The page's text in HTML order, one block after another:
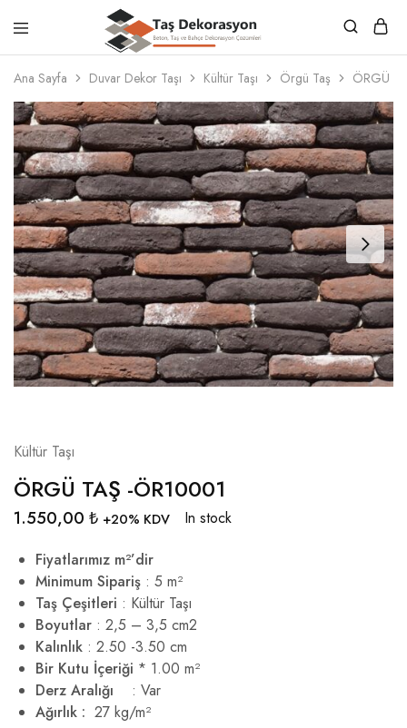
Taş
Dekorasyon
Beton,
Taş
Bahçe
Dekorasyon
Çözümleri
Ana Sayfa Duvar Dekor Taşı Kültür Taşı Örgü Taş ÖRGÜ
Kültür Taşı
ÖRGÜ TAŞ -ÖR10001
1.550,00 ₺ +20% KDV
In stock
Fiyatlarımız m²’dir
Minimum Sipariş : 5 m²
Taş Çeşitleri : Kültür Taşı
Boyutlar : 2,5 – 3,5 cm2
Kalınlık : 2.50 -3.50 cm
Bir Kutu İçeriği * 1.00 m²
Derz Aralığı
: Var
Ağırlık : 27 kg/m²